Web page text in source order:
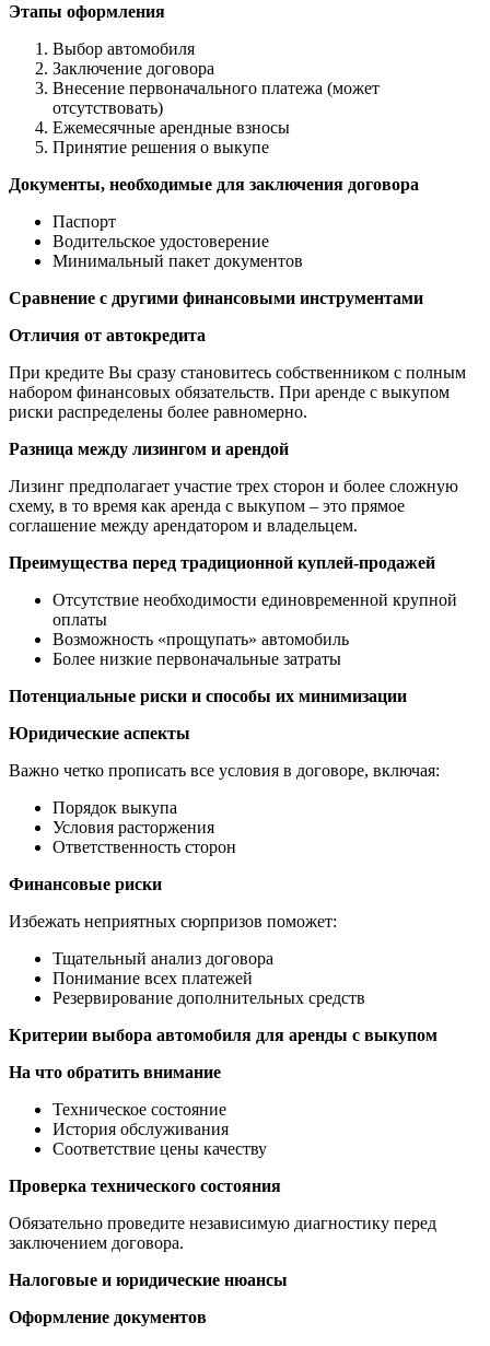
Этапы оформления
Выбор автомобиля
Заключение договора
Внесение первоначального платежа (может
отсутствовать)
Ежемесячные арендные взносы
Принятие решения о выкупе
Документы, необходимые для заключения договора
Паспорт
Водительское удостоверение
Минимальный пакет документов
Сравнение с другими финансовыми инструментами
Отличия от автокредита
При кредите Вы сразу становитесь собственником с полным
набором финансовых обязательств. При аренде с выкупом
риски распределены более равномерно.
Разница между лизингом и арендой
Лизинг предполагает участие трех сторон и более сложную
схему, в то время как аренда с выкупом – это прямое
соглашение между арендатором и владельцем.
Преимущества перед традиционной куплей-продажей
Отсутствие необходимости единовременной крупной
оплаты
Возможность «прощупать» автомобиль
Более низкие первоначальные затраты
Потенциальные риски и способы их минимизации
Юридические аспекты
Важно четко прописать все условия в договоре, включая:
Порядок выкупа
Условия расторжения
Ответственность сторон
Финансовые риски
Избежать неприятных сюрпризов поможет:
Тщательный анализ договора
Понимание всех платежей
Резервирование дополнительных средств
Критерии выбора автомобиля для аренды с выкупом
На что обратить внимание
Техническое состояние
История обслуживания
Соответствие цены качеству
Проверка технического состояния
Обязательно проведите независимую диагностику перед
заключением договора.
Налоговые и юридические нюансы
Оформление документов